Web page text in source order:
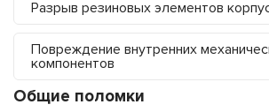
Разрыв резиновых элементов
Повреждение внутренних
компонентов
Общие поломки